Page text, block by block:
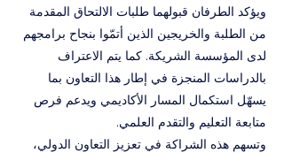
ويؤكد الطرفان قبولهما طلبات الالتحاق المقدمة
من الطلبة والخريجين الذين أتمّوا بنجاح برامجهم
لدى المؤسسة الشريكة. كما يتم الاعتراف
بالدراسات المنجزة في إطار هذا التعاون بما
يسهّل استكمال المسار الأكاديمي ويدعم فرص
متابعة التعليم والتقدم العلمي.
وتسهم هذه الشراكة في تعزيز التعاون الدولي،